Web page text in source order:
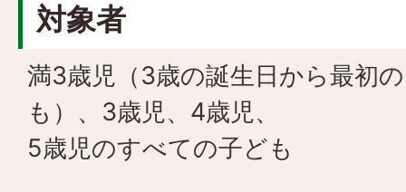
対象者
満3歳児（3歳の誕生日から最初
も）、3歳児、4歳児、
5歳児のすべての子ども